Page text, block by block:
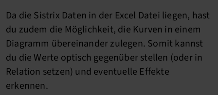
Da die Sistrix Daten in der Excel Datei liegen, hast
du zudem die Möglichkeit, die Kurven in einem
Diagramm übereinander zulegen. Somit kannst
du die Werte optisch gegenüber stellen (oder in
Relation setzen) und eventuelle Effekte
erkennen.